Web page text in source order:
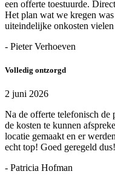
een offerte toestuurde.
Het plan wat we kregen
uiteindelijke onkosten
- Pieter Verhoeven
Volledig ontzorgd
2 juni 2026
Na de offerte telefonisch de
de kosten te kunnen
locatie gemaakt en er
echt top! Goed geregeld dus!
- Patricia Hofman